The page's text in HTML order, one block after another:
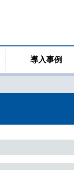
導入事例